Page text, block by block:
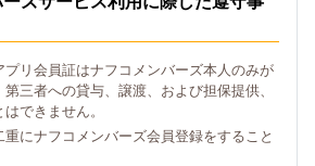
リ会員証はナフコメンバーズ本人のみが
三者への貸与、譲渡、および担保提供、
できません。
にナフコメンバーズ会員登録をすること